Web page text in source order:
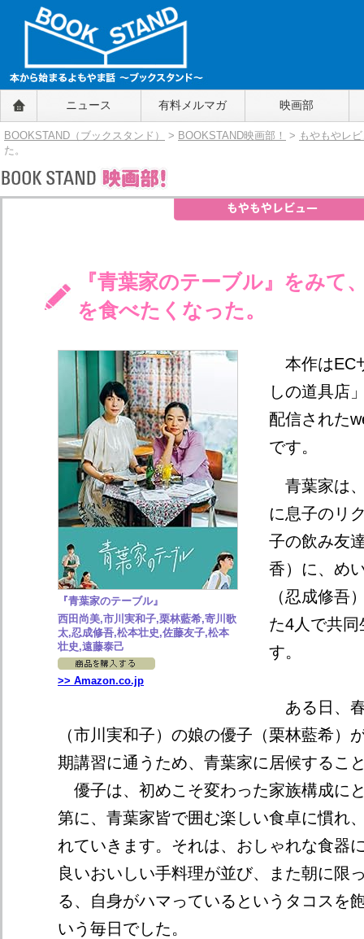
BOOKSTAND（ブックスタンド）
～本から始まるよもやま話～
BOOKSTAND（ブ
ックスタンド）
ニュース 有料メルマガ 映画部
BOOKSTAND（ブックスタンド） > BOOKSTAND映画部！ > もやもやレ
た。
『青葉家のテーブル』をみて
を食べたくなった。
『青葉家のテーブル』
西田尚美,市川実和子,栗林藍希,寄川歌
太,忍成修吾,松本壮史,佐藤友子,松本
壮史,遠藤泰己
>> Amazon.co.jp
本作はEC
しの道具店
配信された
です。
青葉家は
に息子のリ
子の飲み友
香）に、め
（忍成修吾
た4人で共
す。
ある日、
（市川実和子）の娘の優子（栗林藍希）
期講習に通うため、青葉家に居候するこ
優子は、初めこそ変わった家族構成に
第に、青葉家皆で囲む楽しい食卓に慣れ
れていきます。それは、おしゃれな食器
良いおいしい手料理が並び、また朝に限
る、自身がハマっているというタコスを
いう毎日でした。